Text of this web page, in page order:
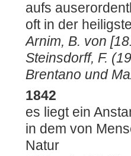
aufs
oft in der
Arnim, B. von
Steinsdorff, F.
Brentano und
1842
es liegt ein
in dem von
Natur